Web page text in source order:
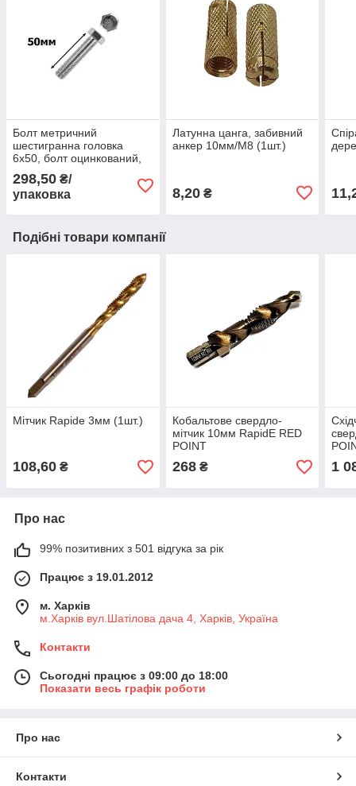
Болт метричний
шестигранна головка
6х50, болт оцинкований,
298,50 ₴/
упаковка
Латунна цанга, забивний
анкер 10мм/М8 (1шт.)
8,20₴
Подібні товари компанії
Мітчик Rapide 3мм (1шт.)
108,60 ₴
Кобальтове свердло-
мітчик 10мм RapidE RED
POINT
268₴ 1
Про нас
99% позитивних з 501 відгука за рік
Працює з 19.01.2012
м. Харків
м.Харків вул.Шатілова дача 4, Харків, Україна
Контакти
Сьогодні працює з 09:00 до 18:00
Показати весь графік роботи
Про нас
Контакти